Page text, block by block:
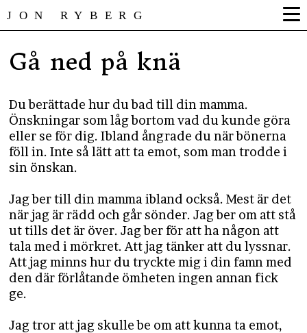
JON RYBERG
Gå ned på knä
Du berättade hur du bad till din mamma.
Önskningar som låg bortom vad du kunde göra
eller se för dig. Ibland ångrade du när bönerna
föll in. Inte så lätt att ta emot, som man trodde i
sin önskan.
Jag ber till din mamma ibland också. Mest är det
när jag är rädd och går sönder. Jag ber om att stå
ut tills det är över. Jag ber för att ha någon att
tala med i mörkret. Att jag tänker att du lyssnar.
Att jag minns hur du tryckte mig i din famn med
den där förlåtande ömheten ingen annan fick
ge.
Jag tror att jag skulle be om att kunna ta emot,